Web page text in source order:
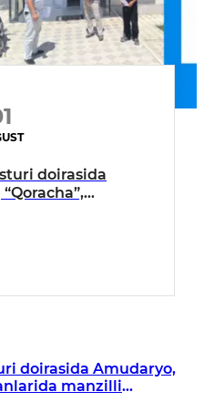
doirasida
doirasida Amudaryo,
manzilli